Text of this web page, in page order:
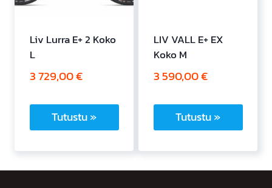
Liv Lurra E+ 2 Koko
L
3 729,00€
Tutustu »
LIV VALL E+ EX
Koko M
3 590,00€
Tutustu »